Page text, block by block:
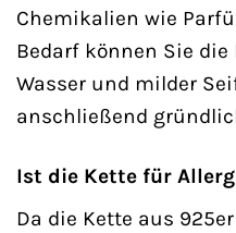
Chemikalien wie
Bedarf können Sie
Wasser und milder
anschließend
Ist die Kette für
Da die Kette aus